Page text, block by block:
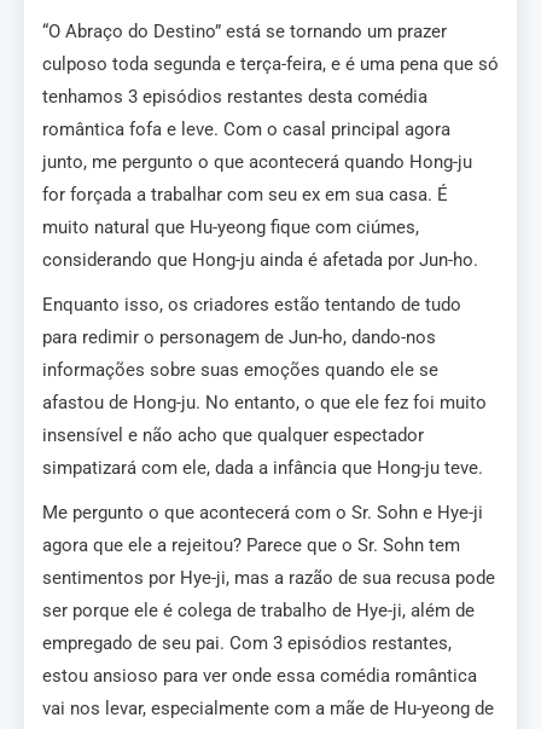
“O Abraço do Destino” está se tornando um prazer
culposo toda segunda e terça-feira, e é uma pena que só
tenhamos 3 episódios restantes desta comédia
romântica fofa e leve. Com o casal principal agora
junto, me pergunto o que acontecerá quando Hong-ju
for forçada a trabalhar com seu ex em sua casa. É
muito natural que Hu-yeong fique com ciúmes,
considerando que Hong-ju ainda é afetada por Jun-ho.
Enquanto isso, os criadores estão tentando de tudo
para redimir o personagem de Jun-ho, dando-nos
informações sobre suas emoções quando ele se
afastou de Hong-ju. No entanto, o que ele fez foi muito
insensível e não acho que qualquer espectador
simpatizará com ele, dada a infância que Hong-ju teve.
Me pergunto o que acontecerá com o Sr. Sohn e Hye-ji
agora que ele a rejeitou? Parece que o Sr. Sohn tem
sentimentos por Hye-ji, mas a razão de sua recusa pode
ser porque ele é colega de trabalho de Hye-ji, além de
empregado de seu pai. Com 3 episódios restantes,
estou ansioso para ver onde essa comédia romântica
vai nos levar, especialmente com a mãe de Hu-yeong de